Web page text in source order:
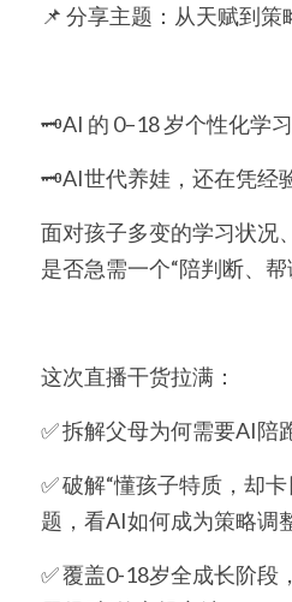
学习天赋小测试
简体中文
繁體中文
English
📌 分享主题：从天赋到策
🗝️AI 的 0–18 岁个性化学
🗝️AI世代养娃，还在凭经
面对孩子多变的学习状况
是否急需一个“陪判断、
这次直播干货拉满：
✅ 拆解父母为何需要AI陪
✅ 破解“懂孩子特质，却
题，看AI如何成为策略调
✅ 覆盖0-18岁全成长阶段